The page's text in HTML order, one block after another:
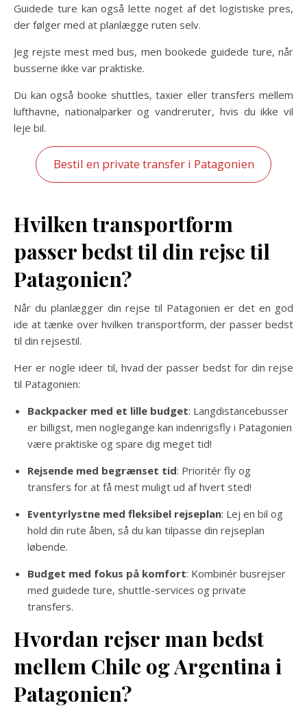
Guidede ture kan også lette noget af det logistiske pres,
der følger med at planlægge ruten selv.
Jeg rejste mest med bus, men bookede guidede ture, når
busserne ikke var praktiske.
Du kan også booke shuttles, taxier eller transfers mellem
lufthavne, nationalparker og vandreruter, hvis du ikke vil
leje bil.
Bestil en private transfer i Patagonien
Hvilken transportform
passer bedst til din rejse til
Patagonien?
Når du planlægger din rejse til Patagonien er det en god
ide at tænke over hvilken transportform, der passer bedst
til din rejsestil.
Her er nogle ideer til, hvad der passer bedst for din rejse
til Patagonien:
Backpacker med et lille budget: Langdistancebusser
er billigst, men noglegange kan indenrigsfly i Patagonien
være praktiske og spare dig meget tid!
Rejsende med begrænset tid: Prioritér fly og
transfers for at få mest muligt ud af hvert sted!
Eventyrlystne med fleksibel rejseplan: Lej en bil og
hold din rute åben, så du kan tilpasse din rejseplan
løbende.
Budget med fokus på komfort: Kombinér busrejser
med guidede ture, shuttle-services og private
transfers.
Hvordan rejser man bedst
mellem Chile og Argentina i
Patagonien?